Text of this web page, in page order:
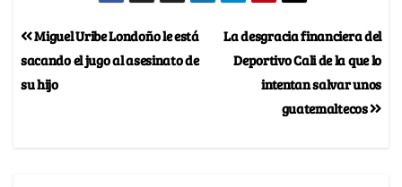
La desgracia financiera del
Deportivo Cali de la que lo
intentan salvar unos
guatemaltecos
Miguel Uribe Londoño le está
sacando el jugo al asesinato de
su hijo